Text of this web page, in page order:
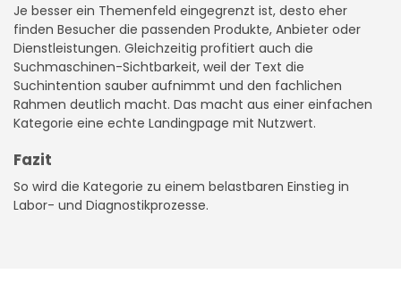
Je besser ein Themenfeld eingegrenzt ist, desto eher
finden Besucher die passenden Produkte, Anbieter oder
Dienstleistungen. Gleichzeitig profitiert auch die
Suchmaschinen-Sichtbarkeit, weil der Text die
Suchintention sauber aufnimmt und den fachlichen
Rahmen deutlich macht. Das macht aus einer einfachen
Kategorie eine echte Landingpage mit Nutzwert.
Fazit
So wird die Kategorie zu einem belastbaren Einstieg in
Labor- und Diagnostikprozesse.